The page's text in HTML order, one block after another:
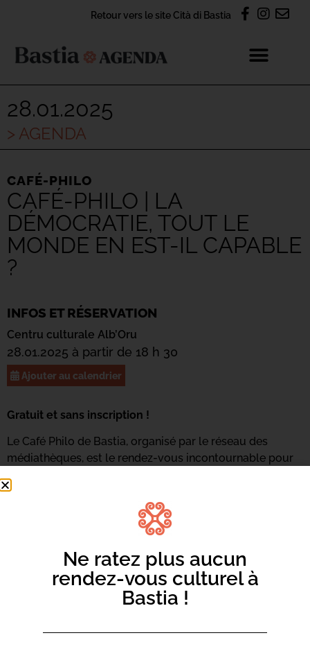
Retour vers le site Cità di Bastia
28.01.2025
> AGENDA
CAFÉ-PHILO
CAFÉ-PHILO | LA
DÉMOCRATIE, TOUT LE
MONDE EN EST-IL CAPABLE
?
INFOS ET RÉSERVATION
Centru culturale Alb’Oru
28.01.2025 à partir de 18 h 30
Ajouter au calendrier
Gratuit et sans inscription !
Le Café Philo de Bastia, organisé par le réseau des
médiathèques, est le rendez-vous incontournable pour
Bastia de philosophie et de joute verbale, clôturera de
manière festive toute une année de rencontres.
Ne ratez plus aucun
rendez-vous culturel à
Bastia !